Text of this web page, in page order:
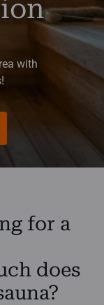
with
for a
does